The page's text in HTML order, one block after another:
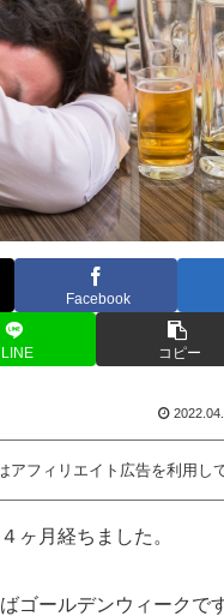
Facebook
LINE コピー
アフィリエイト広告を利用し
ヶ月経ちました。
ゴールデンウィークです